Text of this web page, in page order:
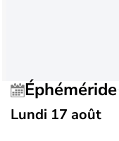
Éphéméride
Lundi 17 août